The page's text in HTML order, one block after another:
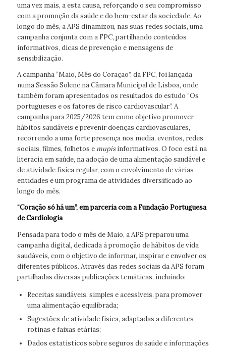
uma vez mais, a esta causa, reforçando o seu compromisso
com a promoção da saúde e do bem-estar da sociedade. Ao
longo do mês, a APS dinamizou, nas suas redes sociais, uma
campanha conjunta com a FPC, partilhando conteúdos
informativos, dicas de prevenção e mensagens de
sensibilização.
A campanha “Maio, Mês do Coração”, da FPC, foi lançada
numa Sessão Solene na Câmara Municipal de Lisboa, onde
também foram apresentados os resultados do estudo “Os
portugueses e os fatores de risco cardiovascular”. A
campanha para 2025/2026 tem como objetivo promover
hábitos saudáveis e prevenir doenças cardiovasculares,
recorrendo a uma forte presença nos media, eventos, redes
sociais, filmes, folhetos emupisinformativos. O foco está na
literacia em saúde, na adoção de uma alimentação saudável e
de atividade física regular, com o envolvimento de várias
entidades e um programa de atividades diversificado ao
longo do mês.
“Coração só há um”, em parceria com a Fundação Portuguesa
de Cardiologia
Pensada para todo o mês de Maio, a APS preparou uma
campanha digital, dedicada à promoção de hábitos de vida
saudáveis, com o objetivo de informar, inspirar e envolver os
diferentes públicos. Através das redes sociais da APS foram
partilhadas diversas publicações temáticas, incluindo:
Receitas saudáveis, simples e acessíveis, para promover
uma alimentação equilibrada;
Sugestões de atividade física, adaptadas a diferentes
rotinas e faixas etárias;
Dados estatísticos sobre seguros de saúde e informações